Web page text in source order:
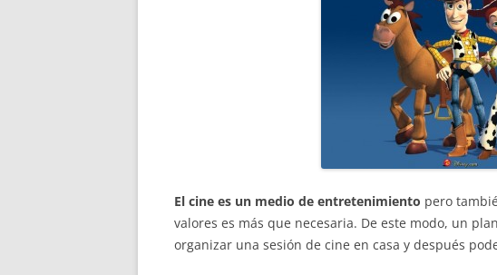
El cine es un medio de entretenimiento pero
valores es más que necesaria. De este modo, un
organizar una sesión de cine en casa y después